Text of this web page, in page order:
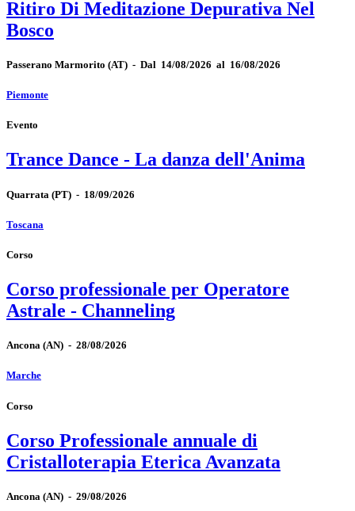
Ritiro Di Meditazione Depurativa Nel
Bosco
Passerano Marmorito (AT) - Dal 14/08/2026 al 16/08/2026
Piemonte
Evento
Trance Dance - La danza dell'Anima
Quarrata (PT) - 18/09/2026
Toscana
Corso
Corso professionale per Operatore
Astrale - Channeling
Ancona (AN) - 28/08/2026
Marche
Corso
Corso Professionale annuale di
Cristalloterapia Eterica Avanzata
Ancona (AN) - 29/08/2026